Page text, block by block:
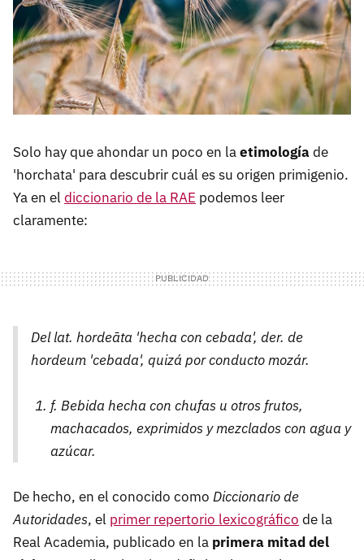
Solo hay que ahondar un poco en laetimologíade
'horchata' para descubrir cuál es su origen primigenio.
Ya en el diccionario de la RAE podemos leer
claramente:
Del lat. hordeāta 'hecha con cebada', der. de
hordeum 'cebada', quizá por conducto mozár.
f. Bebida hecha con chufas u otros frutos,
machacados, exprimidos y mezclados con agua y
azúcar.
De hecho, en el conocido como Diccionario de
Autoridades, el primer repertorio lexicográfico de la
Real Academia, publicado en la primera mitad del